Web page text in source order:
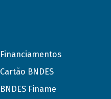
Financiamentos
Cartão BNDES
BNDES Finame